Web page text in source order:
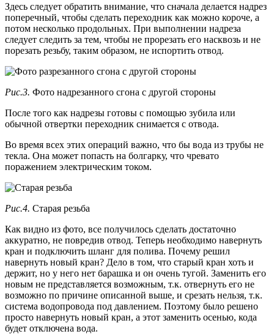
Здесь следует обратить внимание, что сначала делается надрез
поперечный, чтобы сделать переходник как можно короче, а
потом несколько продольных. При выполнении надреза
следует следить за тем, чтобы не прорезать его насквозь и не
порезать резьбу, таким образом, не испортить отвод.
Рис.3. Фото надрезанного сгона с другой стороны
После того как надрезы готовы с помощью зубила или
обычной отвертки переходник снимается с отвода.
Во время всех этих операций важно, что бы вода из трубы не
текла. Она может попасть на болгарку, что чревато
поражением электрическим током.
Рис.4. Старая резьба
Как видно из фото, все получилось сделать достаточно
аккуратно, не повредив отвод. Теперь необходимо навернуть
кран и подключить шланг для полива. Почему решил
навернуть новый кран? Дело в том, что старый кран хоть и
держит, но у него нет барашка и он очень тугой. Заменить его
новым не представляется возможным, т.к. отвернуть его не
возможно по причине описанной выше, и срезать нельзя, т.к.
система водопровода под давлением. Поэтому было решено
просто навернуть новый кран, а этот заменить осенью, кода
будет отключена вода.